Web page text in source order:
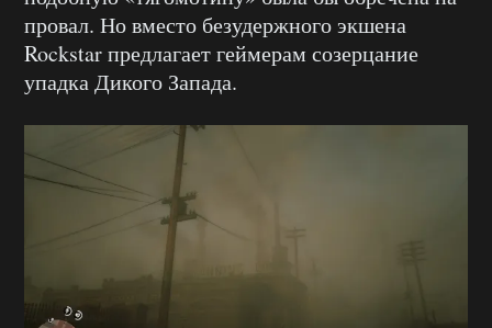
провал. Но вместо безудержного экшена
Rockstar предлагает геймерам созерцание
упадка Дикого Запада.